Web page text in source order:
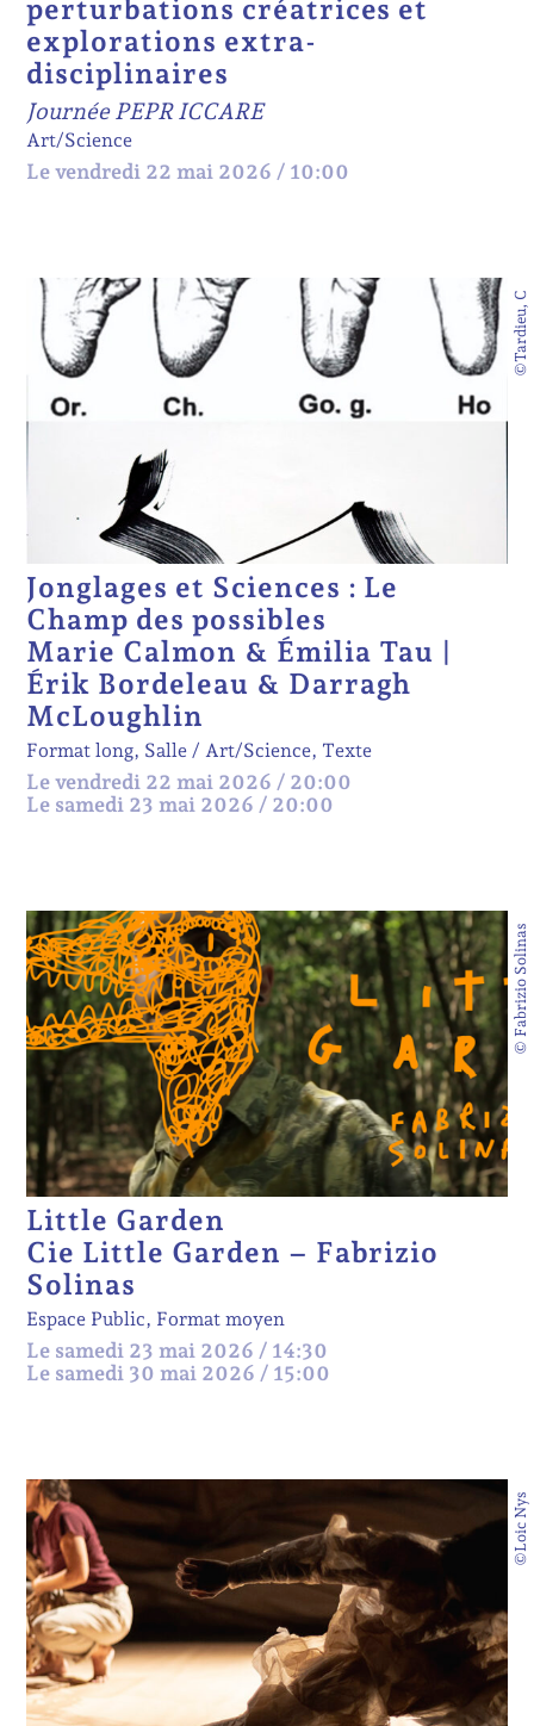
perturbations créatrices et
explorations extra-
disciplinaires
Journée PEPR ICCARE
Art/Science
Le vendredi 22 mai 2026 / 10:00
©Tardieu, C
Jonglages et Sciences : Le
Champ des possibles
Marie Calmon & Émilia Tau |
Érik Bordeleau & Darragh
McLoughlin
Format long, Salle Art/Science, Texte
Le vendredi 22 mai 2026 / 20:00
Le samedi 23 mai 2026 / 20:00
© Fabrizio Solinas
Little Garden
Cie Little Garden – Fabrizio
Solinas
Espace Public, Format moyen
Le samedi 23 mai 2026 / 14:30
Le samedi 30 mai 2026 / 15:00
©Loic Nys